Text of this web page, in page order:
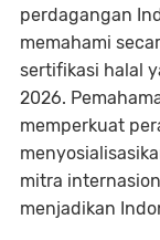
perdagangan
memahami
sertifikasi halal
2026.
memperkuat
mitra
menjadikan